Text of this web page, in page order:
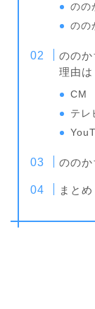
のの
のの
のの
理由は
CM
テレ
のの
まとめ